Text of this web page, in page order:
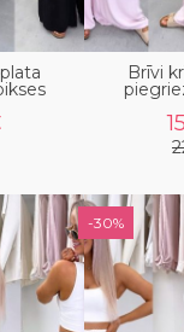
Brīvi
-30%